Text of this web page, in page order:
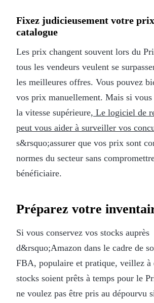
Fixez judicieusement votre
catalogue
Les prix changent souvent lors du
tous les vendeurs veulent se
les meilleures offres. Vous pouvez
vos prix manuellement. Mais si vous
la vitesse supérieure, Le logiciel de
peut vous aider à surveiller vos
s&rsquo;assurer que vos prix sont
normes du secteur sans
bénéficiaire.
Préparez votre
Si vous conservez vos stocks auprès
d&rsquo;Amazon dans le cadre de
FBA, populaire et pratique, veillez à
stocks soient prêts à temps pour le
ne voulez pas être pris au dépourvu